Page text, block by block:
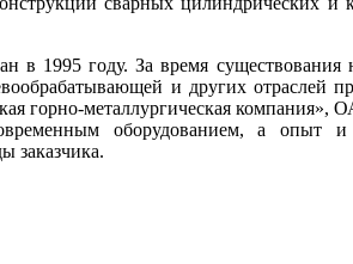
в 1995 году. За время
и других
горно-металлургическая
оборудованием, а опыт и
заказчика.